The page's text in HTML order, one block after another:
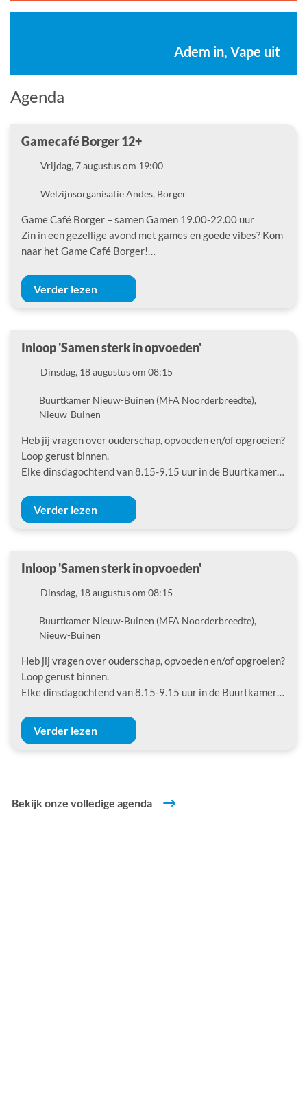
Adem in, Vape uit
Agenda
Gamecafé Borger 12+
DatumVrijdag, 7 augustus om 19:00
LocatieWelzijnsorganisatie Andes, Borger
Game Café Borger – samen Gamen 19.00-22.00 uur
Zin in een gezellige avond met games en goede vibes? Kom
naar het Game Café Borger!…
Verder lezen
Inloop 'Samen sterk in opvoeden'
DatumDinsdag, 18 augustus om 08:15
LocatieBuurtkamer Nieuw-Buinen (MFA Noorderbreedte),
Nieuw-Buinen
Heb jij vragen over ouderschap, opvoeden en/of opgroeien?
Loop gerust binnen.
Elke dinsdagochtend van 8.15-9.15 uur in de Buurtkamer…
Verder lezen
Inloop 'Samen sterk in opvoeden'
DatumDinsdag, 18 augustus om 08:15
LocatieBuurtkamer Nieuw-Buinen (MFA Noorderbreedte),
Nieuw-Buinen
Heb jij vragen over ouderschap, opvoeden en/of opgroeien?
Loop gerust binnen.
Elke dinsdagochtend van 8.15-9.15 uur in de Buurtkamer…
Verder lezen
Bekijk onze volledige agenda